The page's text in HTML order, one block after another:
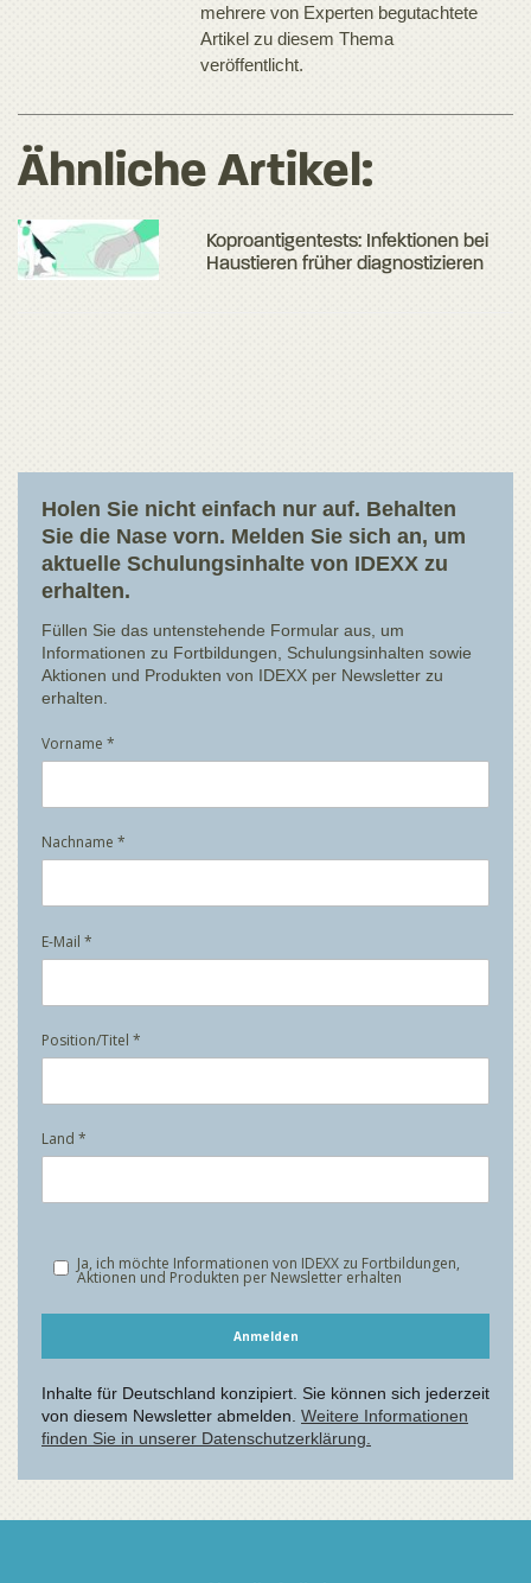
mehrere von Experten begutachtete
Artikel zu diesem Thema
veröffentlicht.
Ähnliche Artikel:
Koproantigentests: Infektionen bei
Haustieren früher diagnostizieren
Holen Sie nicht einfach nur auf. Behalten
Sie die Nase vorn. Melden Sie sich an, um
aktuelle Schulungsinhalte von IDEXX zu
erhalten.